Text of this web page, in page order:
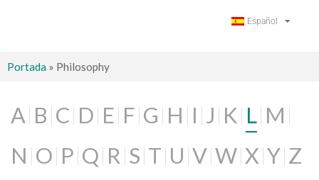
Español
Portada » Philosophy
A B C D E F G H I J K L M
N O P Q R S T U V W X Y Z